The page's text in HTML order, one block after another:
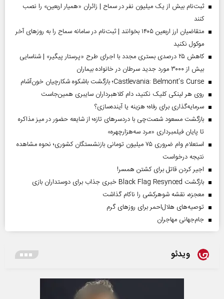
ثبت‌نام بیش از یک میلیون نفر در سماح | زائران «همیار اربعین» را نصب
کنند
متقاضیان ارز اربعین ۱۴۰۵ بخوانند | ثبت‌نام در سامانه سماح را به روز‌های آخر
موکول نکنید
کاهش ۲۵ درصدی بستری مجدد با اجرای طرح «پرستار پیگیر» | شناسایی
بیش از ۳۰۰۰ مورد جدید سرطان در خانواده بیماران
Castlevania: Belmont’s Curse؛ بازگشت باشکوه شکارچیان خون‌آشام
روی هر لینکی کلیک نکنید، دام کلاهبرداران سایبری همین‌جاست
سرمایه‌گذاری برای رفاه؛ هزینه یا آینده‌سازی؟
بازگشت مسعود شصت‌چی با دردسر‌های تازه؛ از شایعه حضور در میز مذاکره
تا پایان فیلمبرداری «مرد سه‌هزارچهره»
استعلام وام ضروری ۷۵ میلیون تومانی بازنشستگان کشوری؛ نحوه مشاهده
نتیجه درخواست
اجیر کردن قاتل برای کشتن همسر!
بازگشت Black Flag Resynced خبری جذاب برای دوستداران بازی
معجزه، نقشه شوهرکشی را ناکام گذاشت
توصیه‌های هلال‌احمر برای روز‌های گرم
جام‌جهانی مهاجران
ویدئو